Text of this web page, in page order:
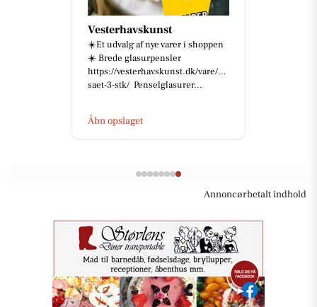
Vesterhavskunst
☀️Et udvalg af nye varer i shoppen
☀️ Brede glasurpensler
https://vesterhavskunst.dk/vare/pensel-
saet-3-stk/ Penselglasurer...
Åbn opslaget
Annoncørbetalt indhold